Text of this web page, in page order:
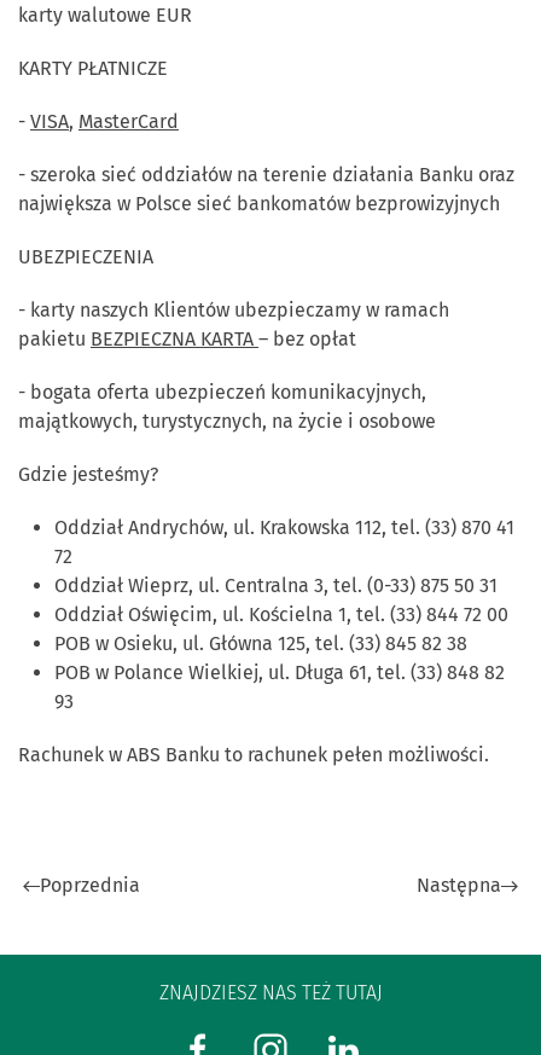
karty walutowe EUR
KARTY PŁATNICZE
- VISA, MasterCard
- szeroka sieć oddziałów na terenie działania Banku oraz
największa w Polsce sieć bankomatów bezprowizyjnych
UBEZPIECZENIA
- karty naszych Klientów ubezpieczamy w ramach
pakietu BEZPIECZNA KARTA – bez opłat
- bogata oferta ubezpieczeń komunikacyjnych,
majątkowych, turystycznych, na życie i osobowe
Gdzie jesteśmy?
Oddział Andrychów, ul. Krakowska 112, tel. (33) 870 41
72
Oddział Wieprz, ul. Centralna 3, tel. (0-33) 875 50 31
Oddział Oświęcim, ul. Kościelna 1, tel. (33) 844 72 00
POB w Osieku, ul. Główna 125, tel. (33) 845 82 38
POB w Polance Wielkiej, ul. Długa 61, tel. (33) 848 82
93
Rachunek w ABS Banku to rachunek pełen możliwości.
Poprzednia Następna
ZNAJDZIESZ NAS TEŻ TUTAJ